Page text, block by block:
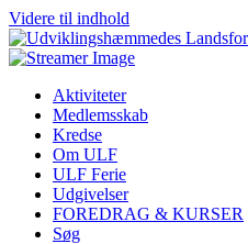
Videre til indhold
Aktiviteter
Medlemsskab
Kredse
Om ULF
ULF Ferie
Udgivelser
FOREDRAG & KURSER
Søg